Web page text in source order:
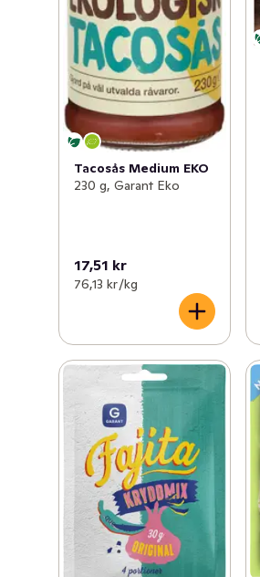
Tacosås Medium EKO
230 g, Garant Eko
17,51 kr
76,13 kr /kg